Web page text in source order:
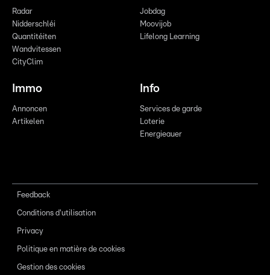
Radar
Nidderschléi
Quantitéiten
Wandvitessen
CityClim
Jobdag
Moovijob
Lifelong Learning
Immo
Annoncen
Artikelen
Info
Services de garde
Loterie
Energieauer
Feedback
Conditions d'utilisation
Privacy
Politique en matière de cookies
Gestion des cookies